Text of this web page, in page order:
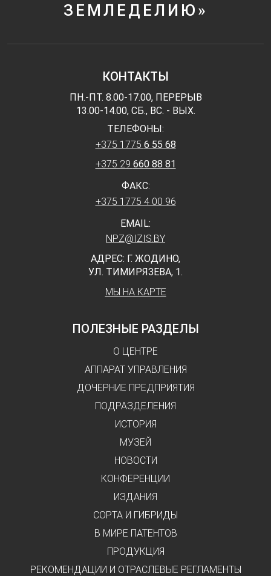
ЗЕМЛЕДЕЛИЮ»
ПОЛЕЗНЫЕ РАЗДЕЛЫ
О ЦЕНТРЕ
АППАРАТ УПРАВЛЕНИЯ
ДОЧЕРНИЕ ПРЕДПРИЯТИЯ
ПОДРАЗДЕЛЕНИЯ
ИСТОРИЯ
МУЗЕЙ
НОВОСТИ
КОНФЕРЕНЦИИ
ИЗДАНИЯ
СОРТА И ГИБРИДЫ
В МИРЕ ПАТЕНТОВ
ПРОДУКЦИЯ
РЕКОМЕНДАЦИИ И ОТРАСЛЕВЫЕ РЕГЛАМЕНТЫ
КОНТАКТЫ
ПН.-ПТ. 8.00-17.00, ПЕРЕРЫВ
13.00-14.00, СБ., ВС. - ВЫХ.
ТЕЛЕФОНЫ:
+375 1775 6 55 68
+375 29 660 88 81
ФАКС:
+375 1775 4 00 96
EMAIL:
NPZ@IZIS.BY
АДРЕС: Г. ЖОДИНО,
УЛ. ТИМИРЯЗЕВА, 1.
МЫ НА КАРТЕ